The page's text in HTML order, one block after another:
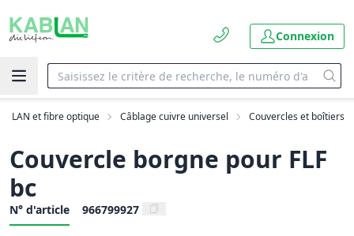
Connexion
LAN et fibre optique Câblage cuivre universel Couvercles et boîtiers
Couvercle borgne pour FLF
bc
N° d'article 966799927